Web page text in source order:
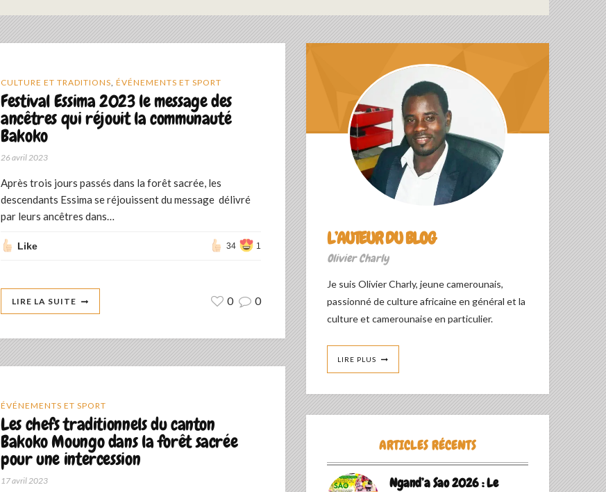
CULTURE ET TRADITIONS, ÉVÉNEMENTS ET SPORT
Festival Essima 2023 le message des
ancêtres qui réjouit la communauté
Bakoko
26 avril 2023
Après trois jours passés dans la forêt sacrée, les
descendants Essima se réjouissent du message délivré
par leurs ancêtres dans…
Like 34 1
LIRE LA SUITE 0 0
ÉVÉNEMENTS ET SPORT
Les chefs traditionnels du canton
Bakoko Moungo dans la forêt sacrée
pour une intercession
17 avril 2023
L’AUTEUR DU BLOG
Olivier Charly
Je suis Olivier Charly, jeune camerounais,
passionné de culture africaine en général et la
culture et camerounaise en particulier.
LIRE PLUS
ARTICLES RÉCENTS
Ngand’a Sao 2026 : Le